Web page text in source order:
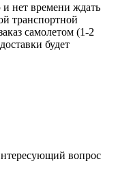
нет времени ждать
транспортной
самолетом (1-2
будет
вопрос